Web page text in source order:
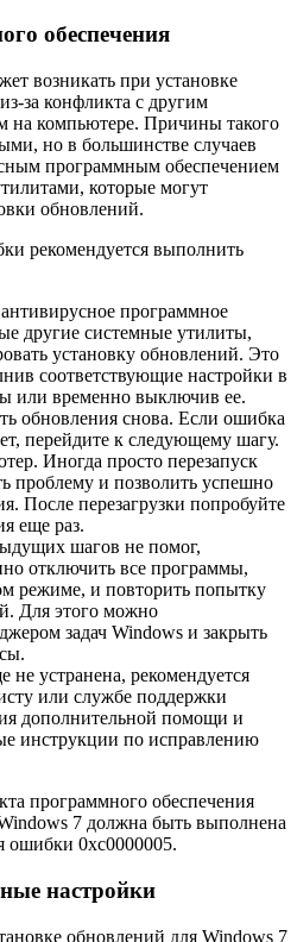
обеспечения
возникать при установке
за конфликта с другим
на компьютере. Причины такого
но в большинстве случаев
программным обеспечением
которые могут
обновлений.
рекомендуется выполнить
программное
другие системные утилиты,
установку обновлений. Это
соответствующие настройки в
или временно выключив ее.
обновления снова. Если ошибка
перейдите к следующему шагу.
Иногда просто перезапуск
проблему и позволить успешно
После перезагрузки попробуйте
еще раз.
шагов не помог,
отключить все программы,
режиме, и повторить попытку
Для этого можно
задач Windows и закрыть
не устранена, рекомендуется
или службе поддержки
дополнительной помощи и
инструкции по исправлению
программного обеспечения
7 должна быть выполнена
ошибки 0xc0000005.
настройки
обновлений для Windows 7